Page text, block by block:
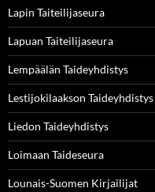
Lapin Taiteilijaseura
Lapuan Taiteilijaseura
Lempäälän Taideyhdistys
Lestijokilaakson Taideyhdistys
Liedon Taideyhdistys
Loimaan Taideseura
Lounais-Suomen Kirjailijat